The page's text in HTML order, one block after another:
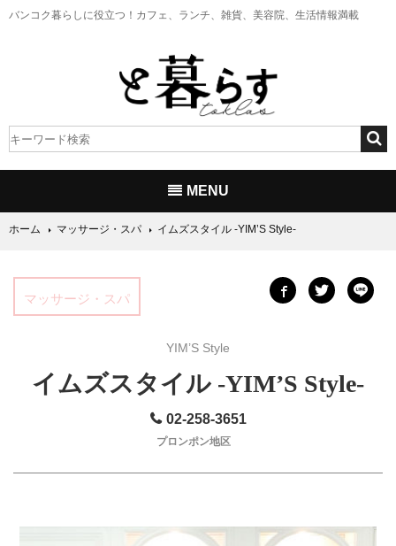
バンコク暮らしに役立つ！ カフェ、ランチ、雑貨、美容院、生活情報満載
MENU
ホーム マッサージ・スパ イムズスタイル -YIM’S Style-
マッサージ・スパ
YIM’S Style
イムズスタイル -YIM’S Style-
02-258-3651
プロンポン地区